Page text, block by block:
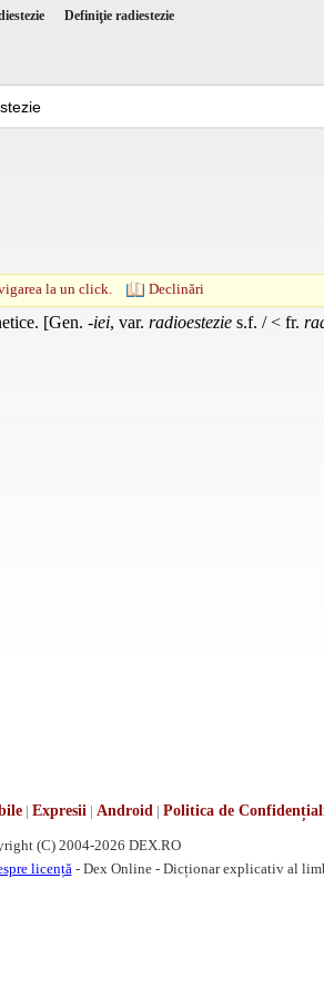
Definiţie radiestezie
la un click. Declinări
[Gen. -iei, var. radioestezie s.f. / < fr.
| Expresii | Android | Politica de
(C) 2004-2026 DEX.RO
licență - Dex Online - Dicționar explicativ al